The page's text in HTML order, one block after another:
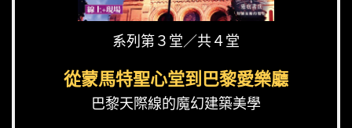
系列第３堂／共４堂
從蒙馬特聖心堂到巴黎愛樂廳
巴黎天際線的魔幻建築美學